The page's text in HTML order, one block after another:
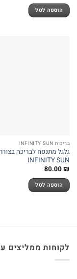
הוספה לסל
בריכות INFINITY SUN
גלגל מתנפח לבריכה
INFINITY SUN
80.00₪
הוספה לסל
לקוחות ממליצים